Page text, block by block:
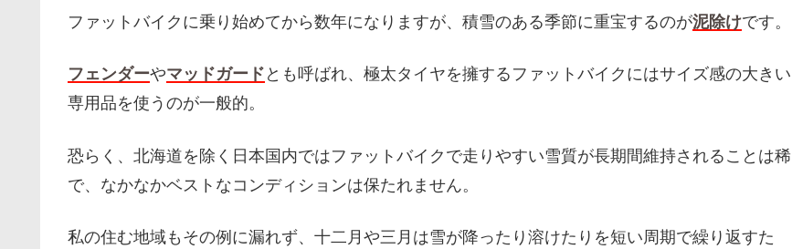
ファットバイクに乗り始めてから数年になりますが、積雪のある季節に重宝するのが泥除けです。
フェンダーやマッドガード とも呼ばれ、極太タイヤを擁するファットバイクにはサイズ感の大きい
専用品を使うのが一般的。
恐らく、北海道を除く日本国内ではファットバイクで走りやすい雪質が長期間維持されることは稀
で、なかなかベストなコンディションは保たれません。
私の住む地域もその例に漏れず、十二月や三月は雪が降ったり溶けたりを短い周期で繰り返すた